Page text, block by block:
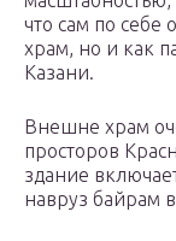
что сам по себе
храм, но и как
Казани.
Внешне храм
просторов
здание
навруз байрам